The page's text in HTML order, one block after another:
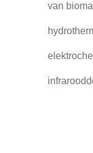
van